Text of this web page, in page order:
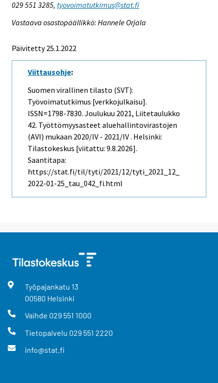
029 551 3285, tyovoimatutkimus@stat.fi
Vastaava osastopäällikkö: Hannele Orjala
Päivitetty 25.1.2022
Viittausohje:
Suomen virallinen tilasto (SVT):
Työvoimatutkimus [verkkojulkaisu].
ISSN=1798-7830. Joulukuu 2021, Liitetaulukko
42. Työttömyysasteet aluehallintovirastojen
(AVI) mukaan 2020/IV - 2021/IV . Helsinki:
Tilastokeskus [viitattu: 9.8.2026].
Saantitapa:
https://stat.fi/til/tyti/2021/12/tyti_2021_12_
2022-01-25_tau_042_fi.html
Työpajankatu 13
00580 Helsinki
Vaihde 029 551 1000
Tietopalvelu 029 551 2220
info@stat.fi